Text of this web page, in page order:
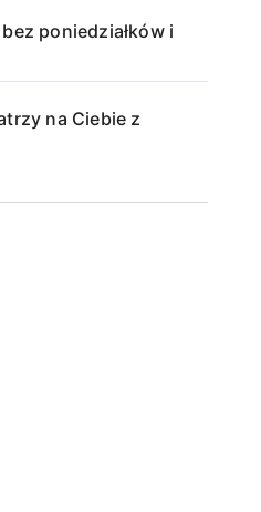
poniedziałków i
na Ciebie z